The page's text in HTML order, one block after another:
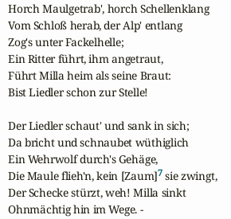
Horch Maulgetrab', horch Schellenklang
Vom Schloß herab, der Alp' entlang
Zog's unter Fackelhelle;
Ein Ritter führt, ihm angetraut,
Führt Milla heim als seine Braut:
Bist Liedler schon zur Stelle!
Der Liedler schaut' und sank in sich;
Da bricht und schnaubet wüthiglich
Ein Wehrwolf durch's Gehäge,
Die Maule flieh'n, kein [Zaum]7 sie zwingt,
Der Schecke stürzt, weh! Milla sinkt
Ohnmächtig hin im Wege. -